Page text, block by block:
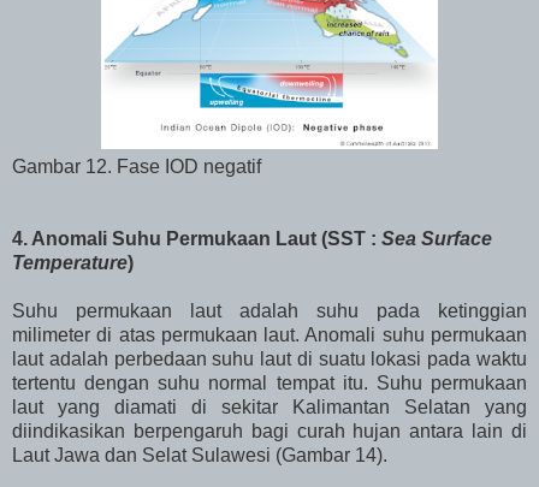
Gambar 12. Fase IOD negatif
4. Anomali Suhu Permukaan Laut (SST : Sea Surface
Temperature)
Suhu permukaan laut adalah suhu pada ketinggian
milimeter di atas permukaan laut. Anomali suhu permukaan
laut adalah perbedaan suhu laut di suatu lokasi pada waktu
tertentu dengan suhu normal tempat itu. Suhu permukaan
laut yang diamati di sekitar Kalimantan Selatan yang
diindikasikan berpengaruh bagi curah hujan antara lain di
Laut Jawa dan Selat Sulawesi (Gambar 14).